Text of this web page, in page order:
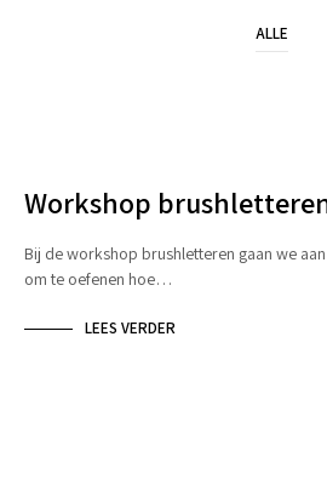
ALLE
Workshop
Bij de workshop brushletteren gaan we
om te oefenen hoe…
LEES VERDER